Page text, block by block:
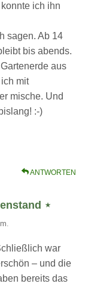
ich ihn
sagen. Ab 14
bis abends.
aus
mit
mische. Und
:-)
ANTWORTEN
⋆
war
– und die
bereits das